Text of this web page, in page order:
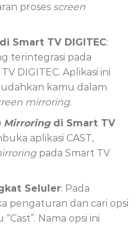
proses screen
Smart TV DIGITEC:
terintegrasi pada
DIGITEC. Aplikasi ini
kamu dalam
mirroring.
Mirroringdi Smart TV
aplikasi CAST,
pada Smart TV
Seluler: Pada
pengaturan dan cari opsi
Nama opsi ini